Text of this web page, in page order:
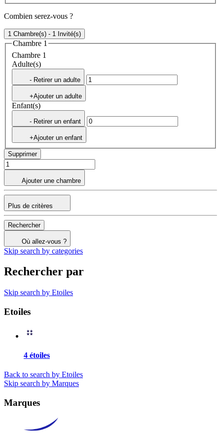
Combien serez-vous ?
1 Chambre(s) - 1 Invité(s)
Chambre 1
Chambre 1
Adulte(s)
- Retirer un adulte
+Ajouter un adulte
Enfant(s)
- Retirer un enfant
+Ajouter un enfant
Supprimer
Ajouter une chambre
Plus de critères
Rechercher
Où allez-vous ?
Skip search by categories
Rechercher par
Skip search by Etoiles
Etoiles
4 étoiles
Back to search by Etoiles
Skip search by Marques
Marques